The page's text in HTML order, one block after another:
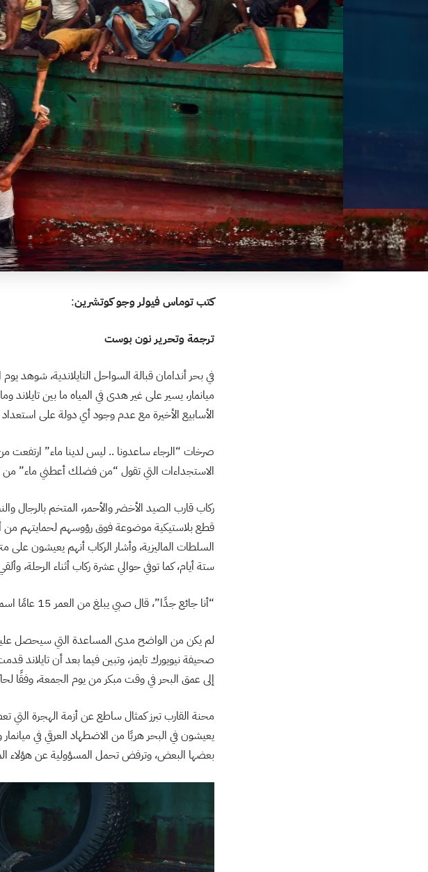
كتب توماس فيولر وجو كوتشرين:
ترجمة وتحرير نون بوست
في بحر أندامان قبالة السواحل التايلاندية،
ميانمار، يسير على غير هدى في المياه ما بين تايلاند
الأسابيع الأخيرة مع عدم وجود أي دولة على استعداد
صرخات “الرجاء ساعدونا .. ليس لدينا ماء” ارتفعت
الاستجداءات التي تقول “من فضلك أعطني ماء”
ركاب قارب الصيد الأخضر والأحمر، المتخم
قطع بلاستيكية موضوعة فوق رؤوسهم لحمايتهم من
السلطات الماليزية، وأشار الركاب أنهم يعيشون
ستة أيام، كما توفي حوالي عشرة ركاب أثناء الرحلة،
“أنا جائع جدًا”، قال صبي يبلغ من العمر 15 عامًا اسمه محمد سراج، من غرب ميانمار، وتابع “أرجوكم، ساعدونا بسرعة”.
لم يكن من الواضح مدى المساعدة التي سيحصل
صحيفة نيويورك تايمز، وتبين فيما بعد أن تايلاند
إلى عمق البحر في وقت مبكر من يوم الجمعة، وفقًا
يعيشون في البحر هربًا من الاضطهاد العرقي في
بعضها البعض، وترفض تحمل المسؤولية عن هؤلاء